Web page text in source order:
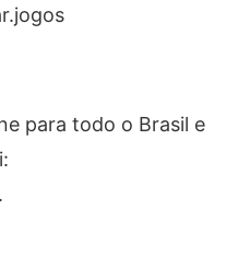
para todo o Brasil e